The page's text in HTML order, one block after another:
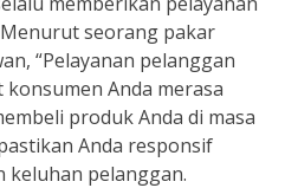
seorang pakar
“Pelayanan pelanggan
Anda merasa
produk Anda di masa
Anda responsif
keluhan pelanggan.